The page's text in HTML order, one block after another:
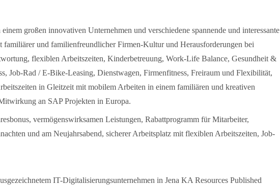
großen innovativen Unternehmen und verschiedene spannende und interessante
familiärer und familienfreundlicher Firmen-Kultur und Herausforderungen bei
flexiblen Arbeitszeiten, Kinderbetreuung, Work-Life Balance, Gesundheit &
Job-Rad / E-Bike-Leasing, Dienstwagen, Firmenfitness, Freiraum und Flexibilität,
in Gleitzeit mit mobilem Arbeiten in einem familiären und kreativen
an SAP Projekten in Europa.
vermögenswirksamen Leistungen, Rabattprogramm für Mitarbeiter,
und am Neujahrsabend, sicherer Arbeitsplatz mit flexiblen Arbeitszeiten, Job-
IT-Digitalisierungsunternehmen in Jena KA Resources Published